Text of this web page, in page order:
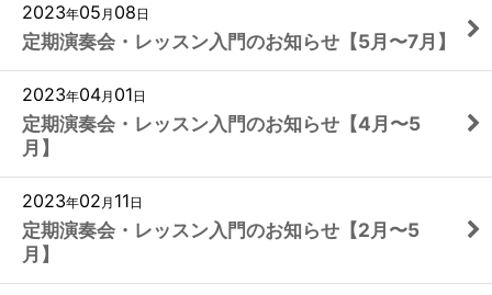
2023年05 月 08 日
定期演奏会・レッスン入門のお知らせ【5月〜7月】
2023年04月 01 日
定期演奏会・レッスン入門のお知らせ【4月〜5
月】
2023年02 月 11 日
定期演奏会・レッスン入門のお知らせ【2月〜5
月】